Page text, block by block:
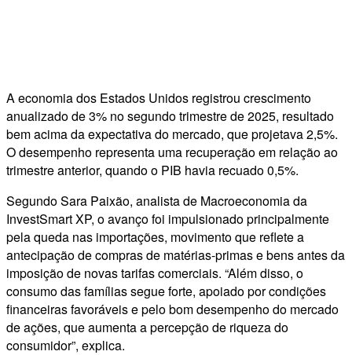
A economia dos Estados Unidos registrou crescimento
anualizado de 3% no segundo trimestre de 2025, resultado
bem acima da expectativa do mercado, que projetava 2,5%.
O desempenho representa uma recuperação em relação ao
trimestre anterior, quando o PIB havia recuado 0,5%.
Segundo Sara Paixão, analista de Macroeconomia da
InvestSmart XP, o avanço foi impulsionado principalmente
pela queda nas importações, movimento que reflete a
antecipação de compras de matérias-primas e bens antes da
imposição de novas tarifas comerciais. “Além disso, o
consumo das famílias segue forte, apoiado por condições
financeiras favoráveis e pelo bom desempenho do mercado
de ações, que aumenta a percepção de riqueza do
consumidor”, explica.